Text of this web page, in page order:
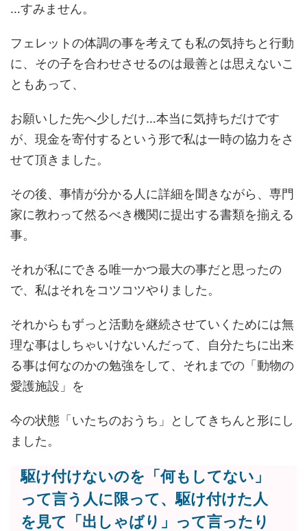
…すみません。
フェレットの体調の事を考えても私の気持ちと行動
に、その子を合わせさせるのは最善とは思えないこ
ともあって、
お願いした先へ少しだけ…本当に気持ちだけです
が、現金を寄付するという形で私は一時の協力をさ
せて頂きました。
その後、事情が分かる人に詳細を聞きながら、専門
家に教わって然るべき機関に提出する書類を揃える
事。
それが私にできる唯一かつ最大の事だと思ったの
で、私はそれをコツコツやりました。
それからもずっと活動を継続させていくためには無
理な事はしちゃいけないんだって、自分たちに出来
る事は何なのかの勉強をして、それまでの「動物の
愛護施設」を
今の状態「いたちのおうち」としてきちんと形にし
ました。
駆け付けないのを「何もしてない」
って言う人に限って、駆け付けた人
を見て「出しゃばり」って言ったり